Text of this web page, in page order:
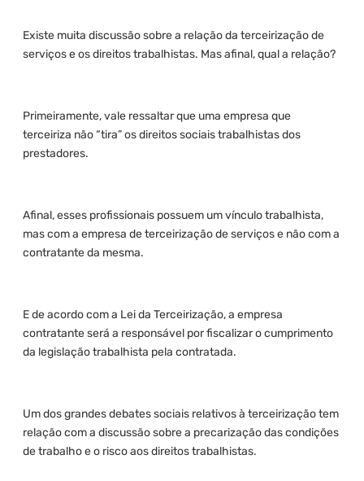
Existe muita discussão sobre a relação da terceirização de
serviços e os direitos trabalhistas. Mas afinal, qual a relação?
Primeiramente, vale ressaltar que uma empresa que
terceiriza não “tira” os direitos sociais trabalhistas dos
prestadores.
Afinal, esses profissionais possuem um vínculo trabalhista,
mas com a empresa de terceirização de serviços e não com a
contratante da mesma.
E de acordo com a Lei da Terceirização, a empresa
contratante será a responsável por fiscalizar o cumprimento
da legislação trabalhista pela contratada.
Um dos grandes debates sociais relativos à terceirização tem
relação com a discussão sobre a precarização das condições
de trabalho e o risco aos direitos trabalhistas.